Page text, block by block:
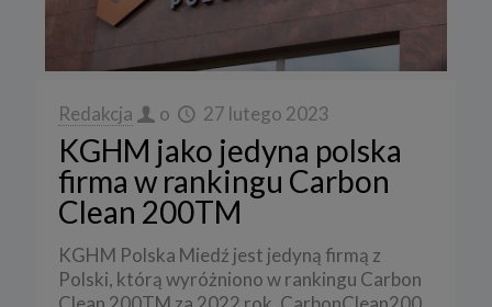
Redakcja o 27 lutego 2023
KGHM jako jedyna polska
firma w rankingu Carbon
Clean 200TM
KGHM Polska Miedź jest jedyną firmą z
Polski, którą wyróżniono w rankingu Carbon